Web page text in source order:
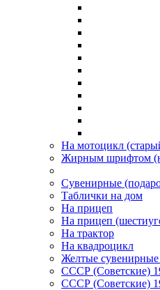
На мотоцикл
Жирным шрифтом
Сувенирные
Таблички на дом
На прицеп
На прицеп
На трактор
На квадроцикл
Желтые сувенирные
СССР (Советские)
СССР (Советские)